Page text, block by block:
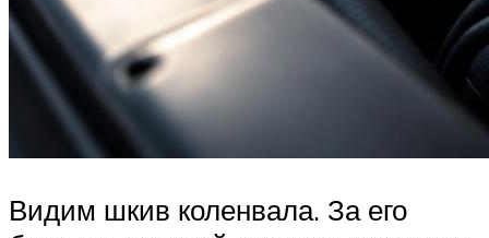
Видим шкив коленвала. За его